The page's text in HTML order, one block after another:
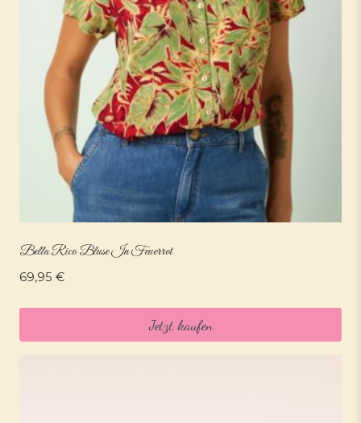
Bella Rico Bluse In Feuerrot
69,95 €
Jetzt kaufen